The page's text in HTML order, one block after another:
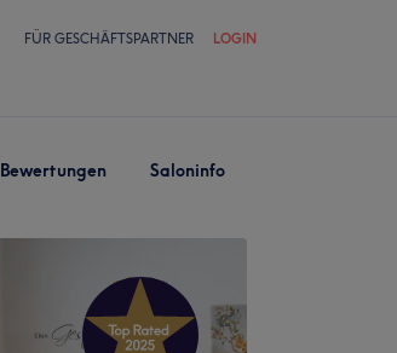
FÜR GESCHÄFTSPARTNER LOGIN
Bewertungen Saloninfo